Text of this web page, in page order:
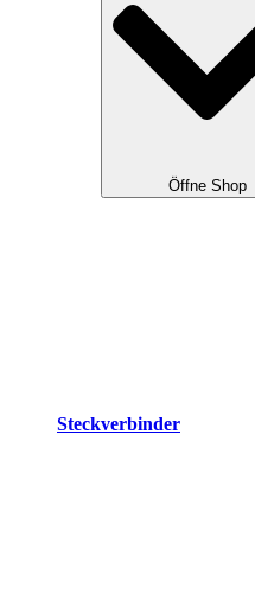
Öffne Shop
Steckverbinder